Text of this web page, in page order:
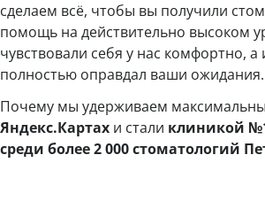
сделаем всё, чтобы вы получили
помощь на действительно высоком
чувствовали себя у нас комфортно, а
полностью оправдал ваши ожидания.
Почему мы удерживаем
Яндекс.Картах и стали клиникой
среди более 2 000 стоматологий